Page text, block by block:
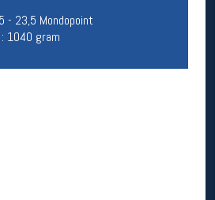
- 23,5 Mondopoint
1040 gram
GRATIS